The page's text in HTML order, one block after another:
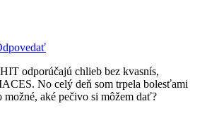
odporúčajú chlieb bez kvasnís,
No celý deň som trpela bolesťami
možné, aké pečivo si môžem dať?